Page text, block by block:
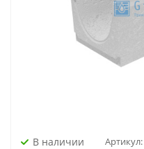
В наличии Артикул: